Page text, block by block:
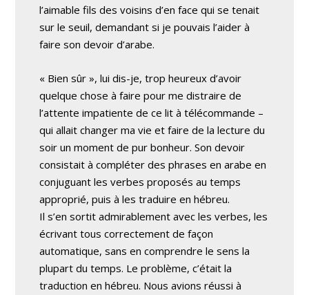
l’aimable fils des voisins d’en face qui se tenait
sur le seuil, demandant si je pouvais l’aider à
faire son devoir d’arabe.
« Bien sûr », lui dis-je, trop heureux d’avoir
quelque chose à faire pour me distraire de
l’attente impatiente de ce lit à télécommande –
qui allait changer ma vie et faire de la lecture du
soir un moment de pur bonheur. Son devoir
consistait à compléter des phrases en arabe en
conjuguant les verbes proposés au temps
approprié, puis à les traduire en hébreu.
Il s’en sortit admirablement avec les verbes, les
écrivant tous correctement de façon
automatique, sans en comprendre le sens la
plupart du temps. Le problème, c’était la
traduction en hébreu. Nous avions réussi à